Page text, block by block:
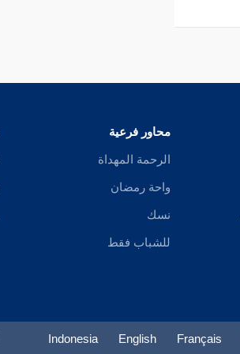
محاور فرعية
الرحمة المهداة
واحة رمضان
نسك
للشباب فقط
Français
English
Indonesia